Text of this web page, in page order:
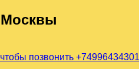
Москвы
позвонить +74996434301